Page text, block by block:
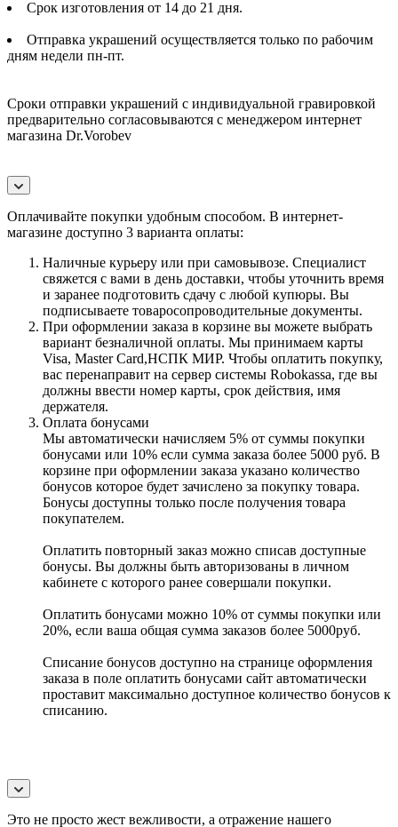
Срок изготовления от 14 до 21 дня.
Отправка украшений осуществляется только по рабочим
дням недели пн-пт.
Сроки отправки украшений с индивидуальной гравировкой
предварительно согласовываются с менеджером интернет
магазина Dr.Vorobev
Оплачивайте покупки удобным способом. В интернет-
магазине доступно 3 варианта оплаты:
Наличные курьеру или при самовывозе. Специалист
свяжется с вами в день доставки, чтобы уточнить время
и заранее подготовить сдачу с любой купюры. Вы
подписываете товаросопроводительные документы.
При оформлении заказа в корзине вы можете выбрать
вариант безналичной оплаты. Мы принимаем карты
Visa, Master Card,НСПК МИР. Чтобы оплатить покупку,
вас перенаправит на сервер системы Robokassa, где вы
должны ввести номер карты, срок действия, имя
держателя.
Оплата бонусами
Мы автоматически начисляем 5% от суммы покупки
бонусами или 10% если сумма заказа более 5000 руб. В
корзине при оформлении заказа указано количество
бонусов которое будет зачислено за покупку товара.
Бонусы доступны только после получения товара
покупателем.
Оплатить повторный заказ можно списав доступные
бонусы. Вы должны быть авторизованы в личном
кабинете с которого ранее совершали покупки.
Оплатить бонусами можно 10% от суммы покупки или
20%, если ваша общая сумма заказов более 5000руб.
Списание бонусов доступно на странице оформления
заказа в поле оплатить бонусами сайт автоматически
проставит максимально доступное количество бонусов к
списанию.
Это не просто жест вежливости, а отражение нашего